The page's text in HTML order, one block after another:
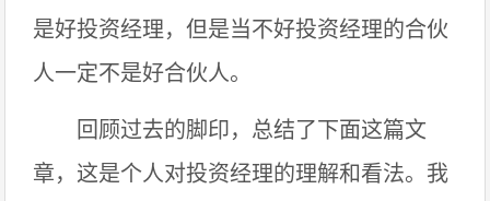
是好投资经理，但是当不好投资经理的合伙
人一定不是好合伙人。
回顾过去的脚印，总结了下面这篇文
章，这是个人对投资经理的理解和看法。我